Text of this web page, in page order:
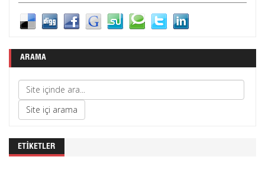
ARAMA
ETIKETLER